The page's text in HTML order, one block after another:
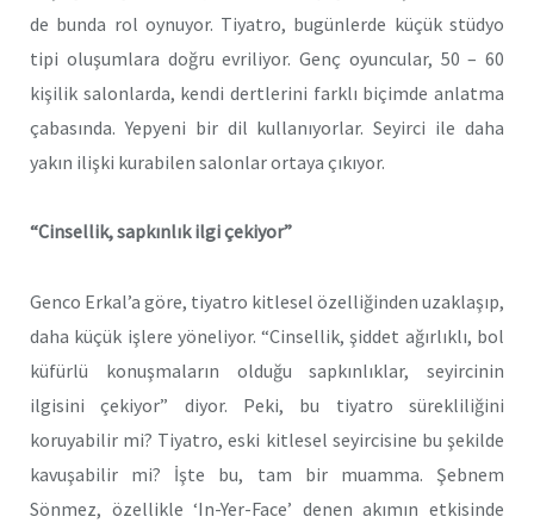
de bunda rol oynuyor. Tiyatro, bugünlerde küçük stüdyo
tipi oluşumlara doğru evriliyor. Genç oyuncular, 50 – 60
kişilik salonlarda, kendi dertlerini farklı biçimde anlatma
çabasında. Yepyeni bir dil kullanıyorlar. Seyirci ile daha
yakın ilişki kurabilen salonlar ortaya çıkıyor.
“Cinsellik, sapkınlık ilgi çekiyor”
Genco Erkal’a göre, tiyatro kitlesel özelliğinden uzaklaşıp,
daha küçük işlere yöneliyor. “Cinsellik, şiddet ağırlıklı, bol
küfürlü konuşmaların olduğu sapkınlıklar, seyircinin
ilgisini çekiyor” diyor. Peki, bu tiyatro sürekliliğini
koruyabilir mi? Tiyatro, eski kitlesel seyircisine bu şekilde
kavuşabilir mi? İşte bu, tam bir muamma. Şebnem
Sönmez, özellikle ‘In-Yer-Face’ denen akımın etkisinde